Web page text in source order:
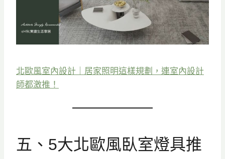
北歐風室內設計｜居家照明這樣規劃，連室內設計
師都激推！
五、5大北歐風臥室燈具推